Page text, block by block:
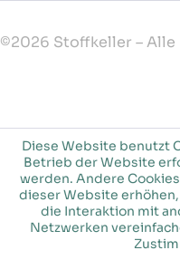
©2026 Stoffkeller – Alle
Diese Website benutzt
Betrieb der Website
werden. Andere
dieser Website
die Interaktion mit
Netzwerken